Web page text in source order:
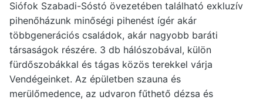
Siófok Szabadi-Sóstó övezetében található exkluzív
pihenőházunk minőségi pihenést ígér akár
többgenerációs családok, akár nagyobb baráti
társaságok részére. 3 db hálószobával, külön
fürdőszobákkal és tágas közös terekkel várja
Vendégeinket. Az épületben szauna és
merülőmedence, az udvaron fűthető dézsa és